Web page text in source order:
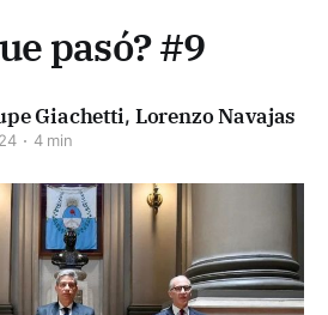
pasó? #9
Giachetti, Lorenzo Navajas
4 min